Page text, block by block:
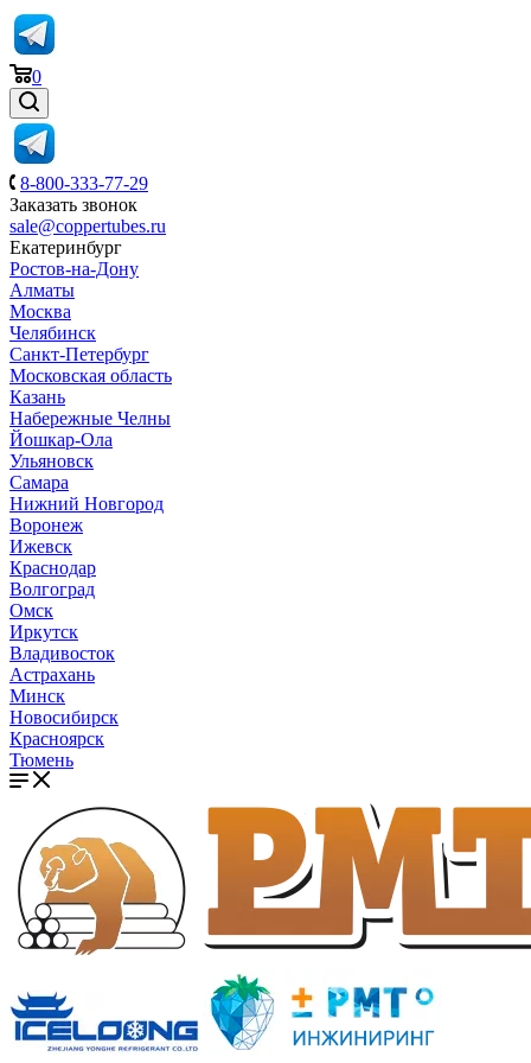
0
8-800-333-77-29
Заказать звонок
sale@coppertubes.ru
Екатеринбург
Ростов-на-Дону
Алматы
Москва
Челябинск
Санкт-Петербург
Московская область
Казань
Набережные Челны
Йошкар-Ола
Ульяновск
Самара
Нижний Новгород
Воронеж
Ижевск
Краснодар
Волгоград
Омск
Иркутск
Владивосток
Астрахань
Минск
Новосибирск
Красноярск
Тюмень